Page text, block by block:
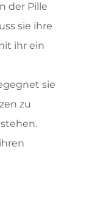
der Pille
sie ihre
ihr ein
sie
zu